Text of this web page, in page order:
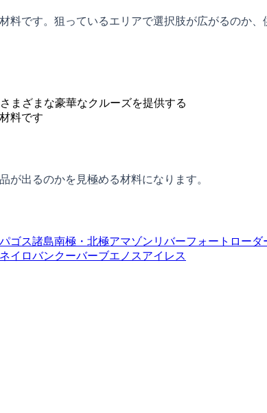
です。狙っているエリアで選択肢が広がるのか
まざまな豪華なクルーズを提供する
料です
出るのかを見極める材料になります。
ゴス諸島南極・北極アマゾンリバーフォートローダ
イロバンクーバーブエノスアイレス